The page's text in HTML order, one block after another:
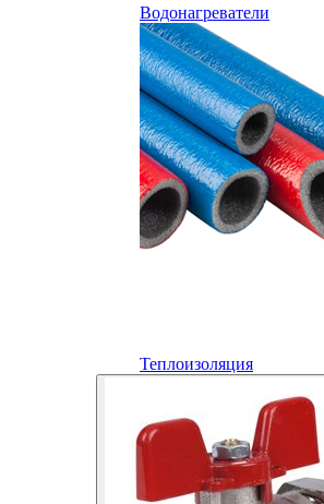
Водонагреватели
Теплоизоляция